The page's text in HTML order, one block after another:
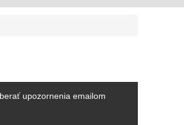
upozornenia emailom